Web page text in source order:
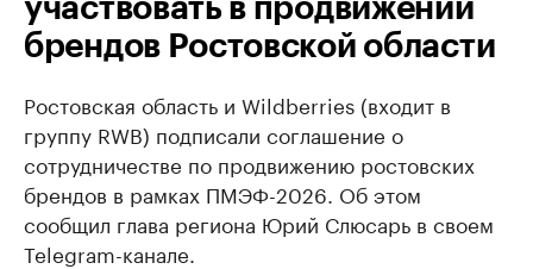
участвовать в продвижении
брендов Ростовской области
Ростовская область и Wildberries (входит в
группу RWB) подписали соглашение о
сотрудничестве по продвижению ростовских
брендов в рамках ПМЭФ-2026. Об этом
сообщил глава региона Юрий Слюсарь в своем
Telegram-канале.